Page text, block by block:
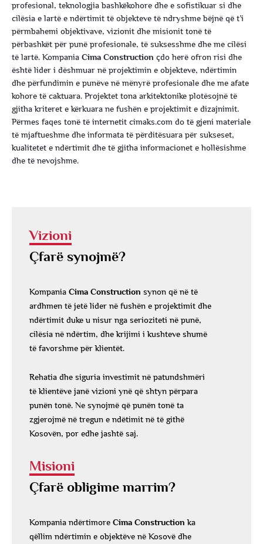
profesional, teknologjia bashkëkohore dhe e sofistikuar si dhe
cilësia e lartë e ndërtimit të objekteve të ndryshme bëjnë që t’i
përmbahemi objektivave, vizionit dhe misionit tonë të
përbashkët për punë profesionale, të suksesshme dhe me cilësi
të lartë. Kompania Cima Construction çdo herë ofron risi dhe
është lider i dëshmuar në projektimin e objekteve, ndërtimin
dhe përfundimin e punëve në mënyrë profesionale dhe me afate
kohore të caktuara. Projektet tona arkitektonike plotësojnë të
gjitha kriteret e kërkuara ne fushën e projektimit e dizajnimit.
Përmes faqes tonë të internetit cimaks.com do të gjeni materiale
të mjaftueshme dhe informata të përditësuara për sukseset,
kualitetet e ndërtimit dhe të gjitha informacionet e hollësishme
dhe të nevojshme.
Vizioni
Çfarë synojmë?
Kompania Cima Construction synon që në të
ardhmen të jetë lider në fushën e projektimit dhe
ndërtimit duke u nisur nga serioziteti në punë,
cilësia në ndërtim, dhe krijimi i kushteve shumë
të favorshme për klientët.
Rehatia dhe siguria investimit në patundshmëri
të klientëve janë vizioni ynë që shtyn përpara
punën tonë. Ne synojmë që punën tonë ta
zgjerojmë në tregun e ndëtimit në të githë
Kosovën, por edhe jashtë saj.
Misioni
Çfarë obligime marrim?
Kompania ndërtimore Cima Construction ka
qëllim ndërtimin e objektëve në Kosovë dhe